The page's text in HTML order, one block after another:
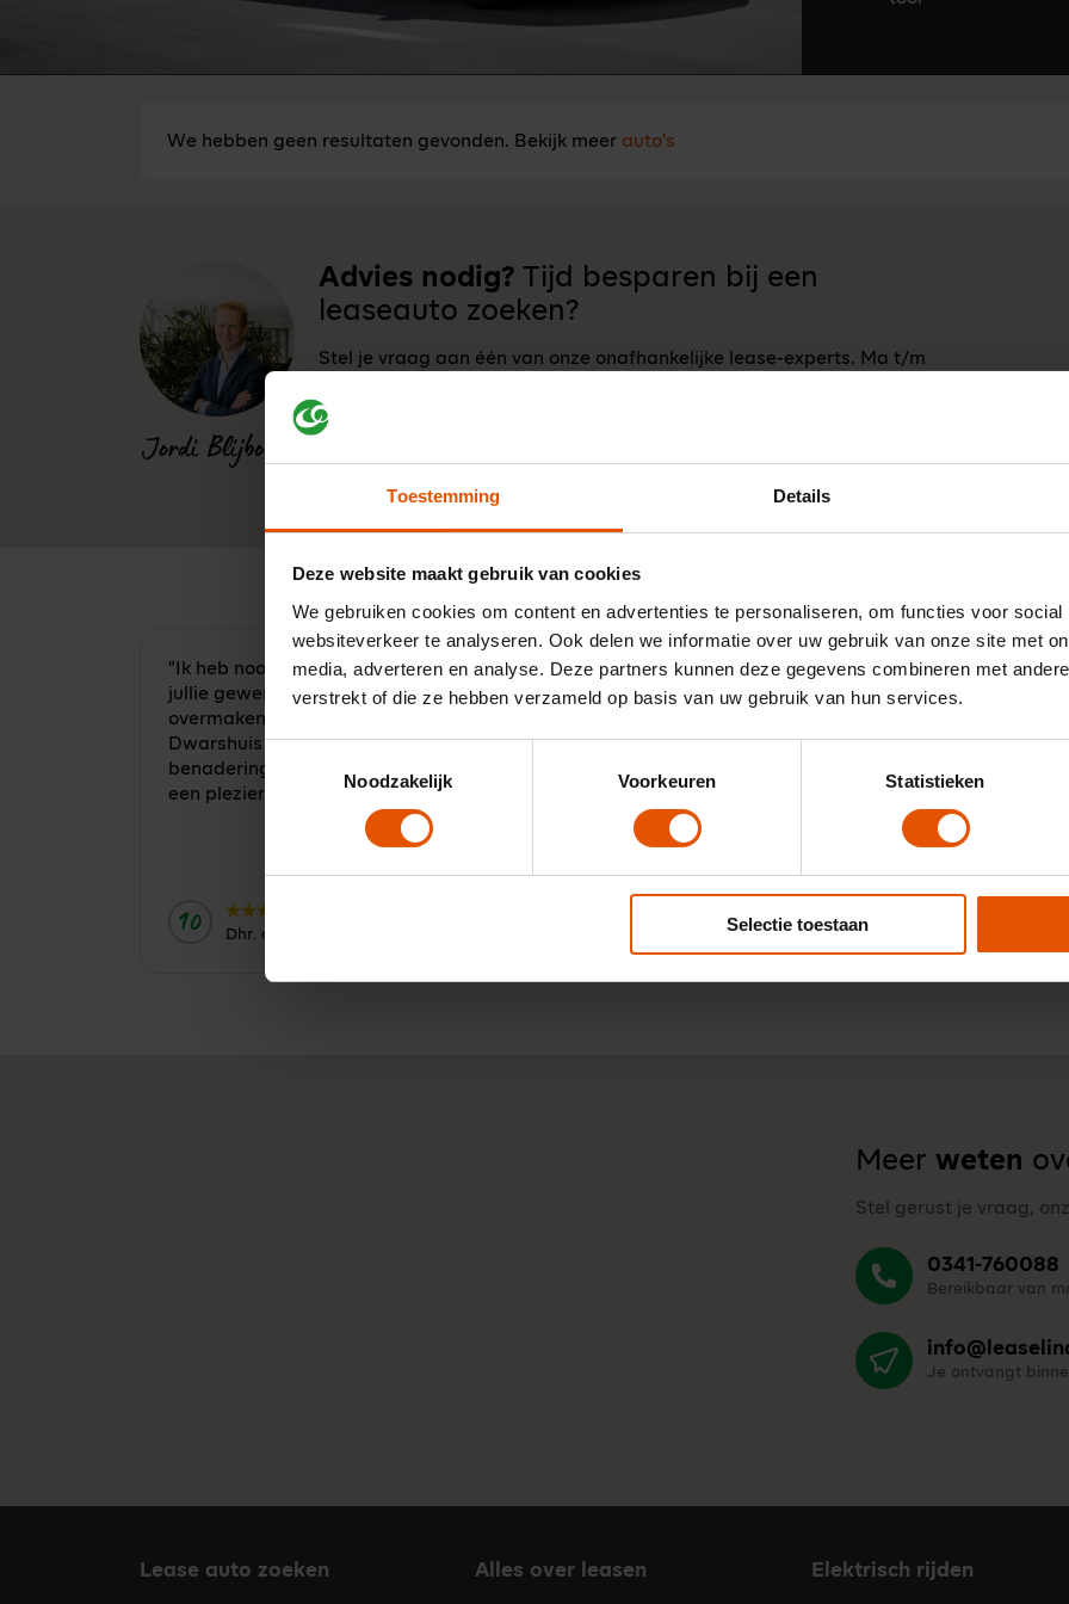
Toestemming Details
Deze website maakt gebruik van cookies
We gebruiken cookies om content en advertenties te personaliseren, om functies voor
websiteverkeer te analyseren. Ook delen we informatie over uw gebruik van onze site met
media, adverteren en analyse. Deze partners kunnen deze gegevens combineren met
verstrekt of die ze hebben verzameld op basis van uw gebruik van hun services.
Noodzakelijk
Voorkeuren Statistieken
Selectie toestaan
We hebben geen resultaten gevonden. Bekijk meer auto's
Jordi Blijboom
Advies nodig? Tijd besparen bij een
leaseauto zoeken?
Stel je vraag aan één van onze onafhankelijke lease-experts. Ma t/m
"Ik heb nooit eerder met een partij als
jullie gewerkt, en ik wil mijn complimenten
overmaken! Mijn contactpersoon Jaap
Dwarshuis was zéér correct in de
benadering, opvolging en inzet. Kortom,
een plezier om mee samen te werken."
10 Door:
Dhr. de Smedt, Vloesburg (België)
Leaselinq heeft binnen hun eigen netwerk
een perfect passende lease-oplossing
goed bereikbaar en reageren uiterst snel
houden het contact persoonlijk en als je
belt weten ze waar het over gaat. Hebben
kennis van de auto en denken actief mee
Martin, Maarssen
Meer weten
Stel gerust je vraag,
0341-760088
Bereikbaar van
Je ontvangt
Lease auto zoeken Alles over leasen Elektrisch rijden